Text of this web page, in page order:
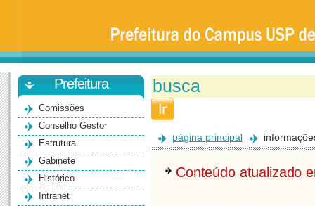
Universidade
São
Paulo
-
BauruPrefeitura
Comissões
Conselho Gestor
Estrutura
Gabinete
Histórico
Intranet
página principal
Conteúdo atualizado